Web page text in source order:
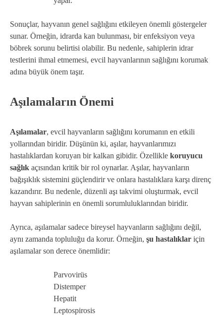
Sonuçlar, hayvanın genel sağlığını etkileyen önemli göstergeler
sunar. Örneğin, idrarda kan bulunması, bir enfeksiyon veya
böbrek sorunu belirtisi olabilir. Bu nedenle, sahiplerin idrar
testlerini ihmal etmemesi, evcil hayvanlarının sağlığını korumak
adına büyük önem taşır.
Aşılamaların Önemi
Aşılamalar, evcil hayvanların sağlığını korumanın en etkili
yollarından biridir. Düşünün ki, aşılar, hayvanlarımızı
hastalıklardan koruyan bir kalkan gibidir. Özellikle koruyucu
sağlık açısından kritik bir rol oynarlar. Aşılar, hayvanların
bağışıklık sistemini güçlendirir ve onlara hastalıklara karşı direnç
kazandırır. Bu nedenle, düzenli aşı takvimi oluşturmak, evcil
hayvan sahiplerinin en önemli sorumluluklarından biridir.
Ayrıca, aşılamalar sadece bireysel hayvanların sağlığını değil,
aynı zamanda topluluğu da korur. Örneğin, şu hastalıklar için
aşılamalar son derece önemlidir:
Parvovirüs
Distemper
Hepatit
Leptospirosis